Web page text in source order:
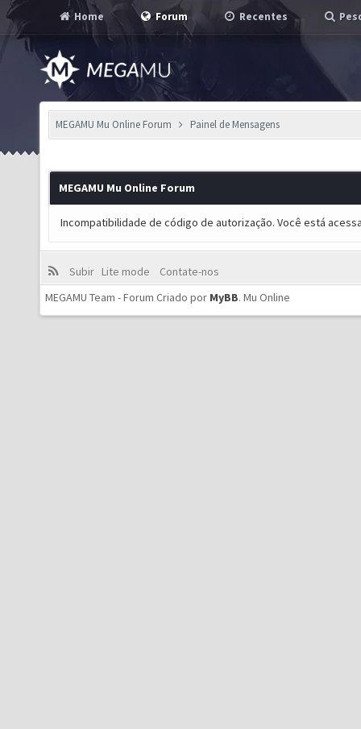
Home Forum Recentes
MEGAMU Mu Online Forum Painel de Mensagens
MEGAMU Mu Online Forum
Incompatibilidade de código de autorização. Você está
Subir Lite mode
Contate-nos
MEGAMU Team - Forum Criado por MyBB. Mu Online